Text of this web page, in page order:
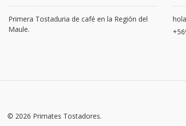
Primera Tostaduria de café en la Región del
Maule.
© 2026 Primates Tostadores.